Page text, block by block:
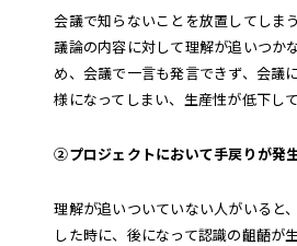
会議で知らないことを放置してしま
議論の内容に対して理解が追いつか
め、会議で一言も発言できず、会議
様になってしまい、生産性が低下し
②プロジェクトにおいて手戻りが発
理解が追いついていない人がいると
した時に、後になって認識の齟齬が